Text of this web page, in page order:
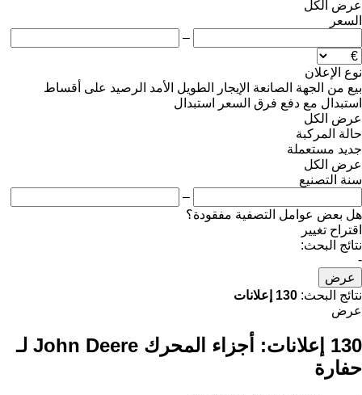
عرض الكل
السعر
–
نوع الإعلان
بيع من الجهة الصانعة الإيجار الطويل الأمد الرصيد على أقساط
استبدال مع دفع فرق السعر
استبدال
عرض الكل
حالة المركبة
جديد مستعملة
عرض الكل
سنة التصنيع
–
هل بعض عوامل التصفية مفقودة؟
اقتراح تغيير
نتائج البحث:
-
عرض
نتائج البحث: 130 إعلانات
عرض
130 إعلانات:
أجزاء المحرك John Deere لـ
حفارة